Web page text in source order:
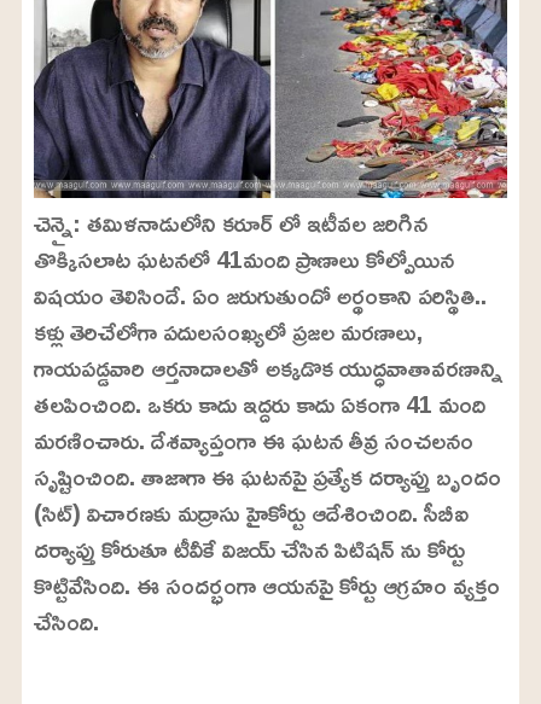
చెన్నై: తమిళనాడులోని కరూర్ లో ఇటీవల జరిగిన
తొక్కిసలాట ఘటనలో 41మంది ప్రాణాలు కోల్పోయిన
విషయం తెలిసిందే. ఏం జరుగుతుందో అర్థంకాని పరిస్థితి..
కళ్లు తెరిచేలోగా పదులసంఖ్యలో ప్రజల మరణాలు,
గాయపడ్డవారి ఆర్తనాదాలతో అక్కడొక యుద్ధవాతావరణాన్ని
తలపించింది. ఒకరు కాదు ఇద్దరు కాదు ఏకంగా 41 మంది
మరణించారు. దేశవ్యాప్తంగా ఈ ఘటన తీవ్ర సంచలనం
సృష్టించింది. తాజాగా ఈ ఘటనపై ప్రత్యేక దర్యాప్తు బృందం
(సిట్) విచారణకు మద్రాసు హైకోర్టు ఆదేశించింది. సీబీఐ
దర్యాప్తు కోరుతూ టీవీకే విజయ్ చేసిన పిటిషన్ ను కోర్టు
కొట్టివేసింది. ఈ సందర్భంగా ఆయనపై కోర్టు ఆగ్రహం వ్యక్తం
చేసింది.